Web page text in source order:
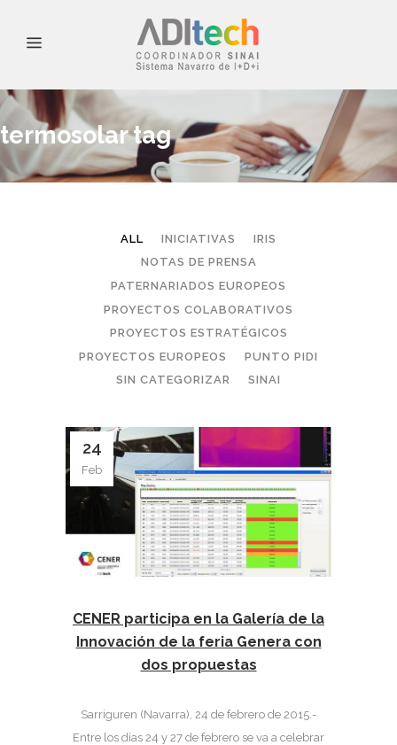
termosolar tag
ALL INICIATIVAS
IRIS
NOTAS DE PRENSA
PATERNARIADOS EUROPEOS
PROYECTOS COLABORATIVOS
PROYECTOS ESTRATÉGICOS
PROYECTOS EUROPEOS
PUNTO PIDI
SIN CATEGORIZAR
SINAI
24
Feb
CENER participa en la Galería de la
Innovación de la feria Genera con
dos propuestas
Sarriguren (Navarra), 24 de febrero de 2015.-
Entre los días 24 y 27 de febrero se va a celebrar